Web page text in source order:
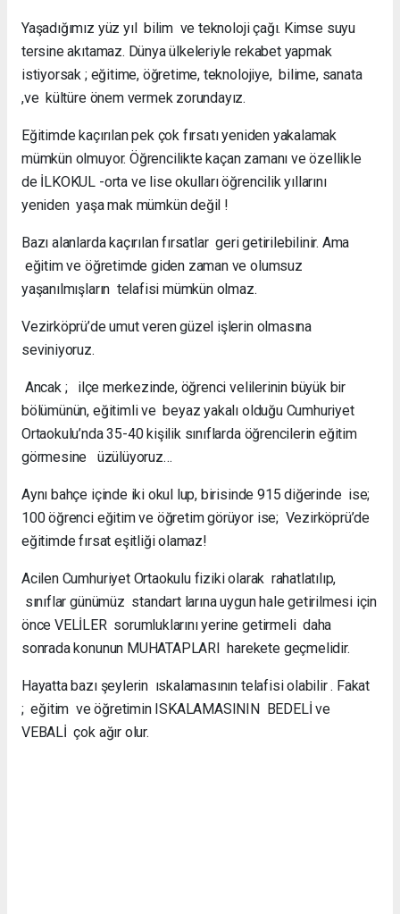
Yaşadığımız yüz yıl bilim ve teknoloji çağı. Kimse suyu
tersine akıtamaz. Dünya ülkeleriyle rekabet yapmak
istiyorsak ; eğitime, öğretime, teknolojiye, bilime, sanata
,ve kültüre önem vermek zorundayız.
Eğitimde kaçırılan pek çok fırsatı yeniden yakalamak
mümkün olmuyor. Öğrencilikte kaçan zamanı ve özellikle
de İLKOKUL -orta ve lise okulları öğrencilik yıllarını
yeniden yaşa mak mümkün değil !
Bazı alanlarda kaçırılan fırsatlar geri getirilebilinir. Ama
eğitim ve öğretimde giden zaman ve olumsuz
yaşanılmışların telafisi mümkün olmaz.
Vezirköprü’de umut veren güzel işlerin olmasına
seviniyoruz.
Ancak ; ilçe merkezinde, öğrenci velilerinin büyük bir
bölümünün, eğitimli ve beyaz yakalı olduğu Cumhuriyet
Ortaokulu’nda 35-40 kişilik sınıflarda öğrencilerin eğitim
görmesine üzülüyoruz…
Aynı bahçe içinde iki okul lup, birisinde 915 diğerinde ise;
100 öğrenci eğitim ve öğretim görüyor ise; Vezirköprü’de
eğitimde fırsat eşitliği olamaz!
Acilen Cumhuriyet Ortaokulu fiziki olarak rahatlatılıp,
sınıflar günümüz standart larına uygun hale getirilmesi için
önce VELİLER sorumluklarını yerine getirmeli daha
sonrada konunun MUHATAPLARI harekete geçmelidir.
Hayatta bazı şeylerin ıskalamasının telafisi olabilir . Fakat
; eğitim ve öğretimin ISKALAMASININ BEDELİ ve
VEBALİ çok ağır olur.